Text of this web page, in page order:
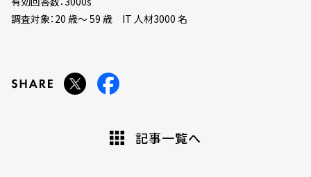
調査対象：20 歳～ 59 歳 IT 人材3000 名
記事一覧へ